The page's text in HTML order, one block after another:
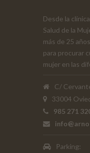
Desde la clínica
Salud de la
más de 25
para procurar
mujer en las
C/
33004
985 271
Parking: